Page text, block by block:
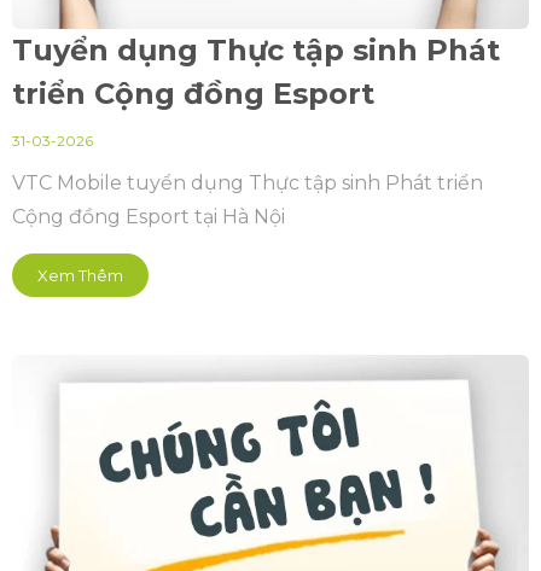
Tuyển dụng Thực tập sinh Phát
triển Cộng đồng Esport
31-03-2026
VTC Mobile tuyển dụng Thực tập sinh Phát triển
Cộng đồng Esport tại Hà Nội
Xem Thêm